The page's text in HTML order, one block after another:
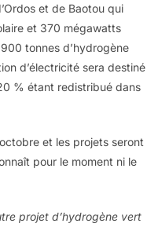
et de Baotou qui
et 370 mégawatts
tonnes d’hydrogène
d’électricité sera destiné
% étant redistribué dans
et les projets seront
pour le moment ni le
projet d’hydrogène vert